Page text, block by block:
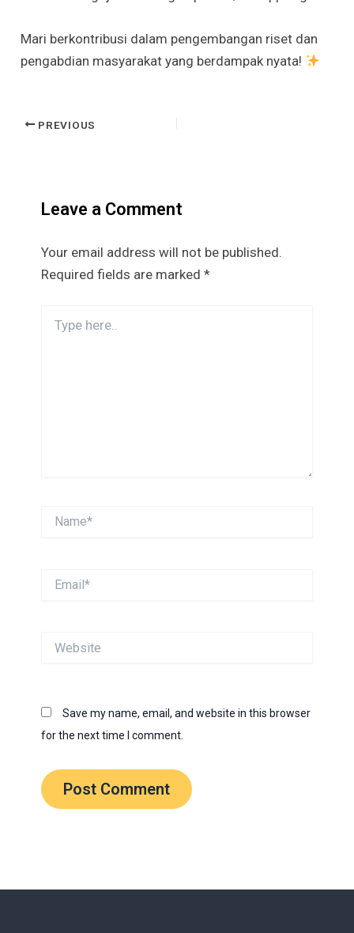
Mari berkontribusi dalam pengembangan riset dan
pengabdian masyarakat yang berdampak nyata!
PostPREVIOUS
Leave a Comment
Your email address will not be published.
Required fields are marked *
here..
Save my name, email, and website in this browser
for the next time I comment.